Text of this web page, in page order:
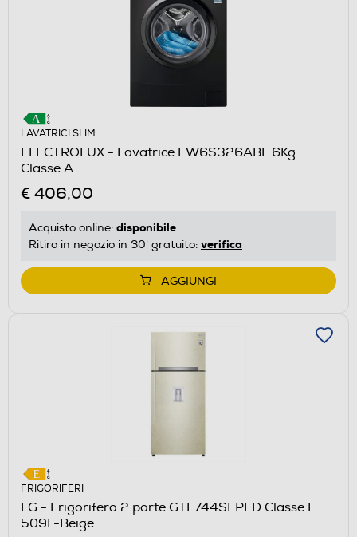
LAVATRICI SLIM
ELECTROLUX - Lavatrice EW6S326ABL 6Kg
Classe A
€ 406,00
Acquisto online: disponibile
Ritiro in negozio in 30' gratuito: verifica
AGGIUNGI
FRIGORIFERI
LG - Frigorifero 2 porte GTF744SEPED Classe E
509L-Beige